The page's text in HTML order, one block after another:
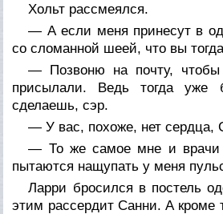
Хольт рассмеялся.
— А если меня принесут в
со сломанной шеей, что вы
— Позвоню на почту, чтобы
присылали. Ведь тогда уже
сделаешь, сэр.
— У вас, похоже, нет сердца,
— То же самое мне и врачи
пытаются нащупать у меня
Ларри бросился в постель
этим рассердит Санни. А кроме